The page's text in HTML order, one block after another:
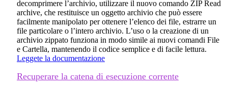
decomprimere l’archivio, utilizzare il nuovo comando ZIP Read
archive, che restituisce un oggetto archivio che può essere
facilmente manipolato per ottenere l’elenco dei file, estrarre un
file particolare o l’intero archivio. L’uso o la creazione di un
archivio zippato funziona in modo simile ai nuovi comandi File
e Cartella, mantenendo il codice semplice e di facile lettura.
Leggete la documentazione
Recuperare la catena di esecuzione corrente